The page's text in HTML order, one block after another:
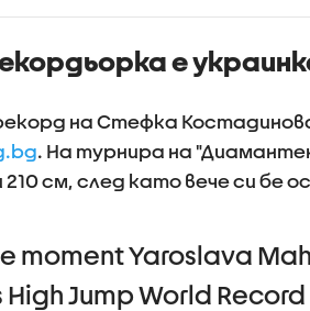
с дрон на летището в
е
на Стефка Костадинова
. На турнира на
210 см, след като вече си бе
moment Yaroslava
Jump World